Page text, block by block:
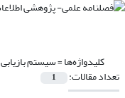
کلیدواژه‌ها =سیستم
تعداد مقالات: 1